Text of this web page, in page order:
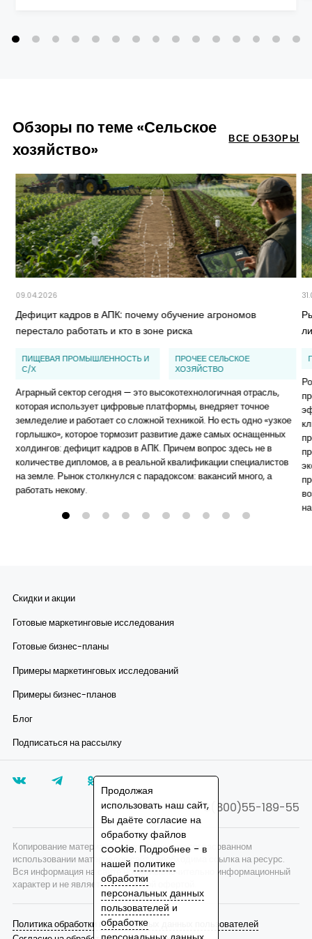
Обзоры по теме «Сельское
хозяйство»
ВСЕ ОБЗОРЫ
09.04.2026
Дефицит кадров в АПК: почему обучение агрономов
перестало работать и кто в зоне риска
ПИЩЕВАЯ ПРОМЫШЛЕННОСТЬ И
С/Х
ПРОЧЕЕ СЕЛЬСКОЕ
ХОЗЯЙСТВО
Аграрный сектор сегодня — это высокотехнологичная отрасль,
которая использует цифровые платформы, внедряет точное
земледелие и работает со сложной техникой. Но есть одно «узкое
горлышко», которое тормозит развитие даже самых оснащенных
холдингов: дефицит кадров в АПК. Причем вопрос здесь не в
количестве дипломов, а в реальной квалификации специалистов
на земле. Рынок столкнулся с парадоксом: вакансий много, а
работать некому.
Скидки и акции
Готовые маркетинговые исследования
Готовые бизнес-планы
Примеры маркетинговых исследований
Примеры бизнес-планов
Блог
Подписаться на рассылку
8(800)55-189-55
Политика обработки персональных данных пользователей
Копирование материалов запрещено, при согласованном
использовании материалов сайта необходима ссылка на ресурс.
Вся информация на сайте носит исключительно информационный
характер и не является публичной офертой.
Продолжая
использовать наш сайт,
Вы даёте согласие на
обработку файлов
cookie. Подробнее - в
нашей политике
обработки
персональных данных
пользователей и
обработке